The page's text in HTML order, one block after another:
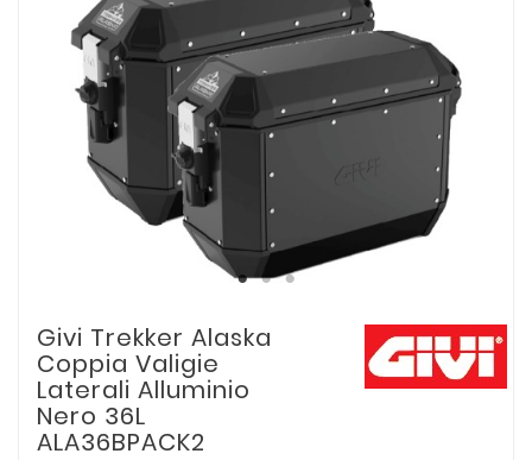
Givi Trekker Alaska
Coppia Valigie
Laterali Alluminio
Nero 36L
ALA36BPACK2